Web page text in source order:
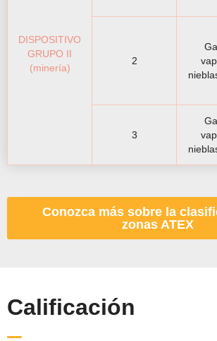
DISPOSITIVO
GRUPO II
(minería)
2
3
Conozca más sobre la
zonas ATEX
Calificación